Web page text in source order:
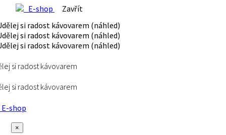
E-shop
Zavřít
si radost kávovarem
si radost kávovarem
shop
×